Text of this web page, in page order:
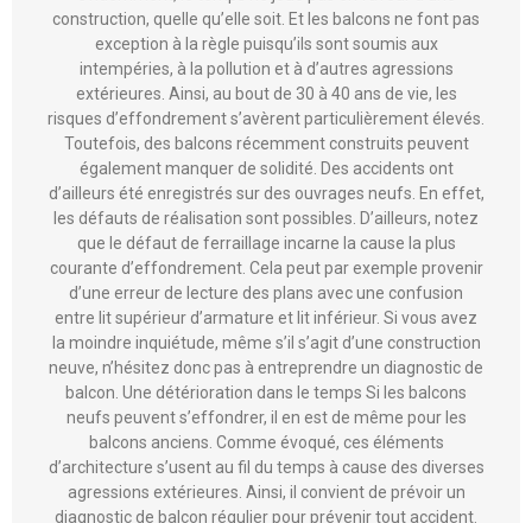
présage pas forcément de la solidité d’un balcon. Bien
évidemment, le temps ne joue pas en faveur d’une
construction, quelle qu’elle soit. Et les balcons ne font pas
exception à la règle puisqu’ils sont soumis aux
intempéries, à la pollution et à d’autres agressions
extérieures. Ainsi, au bout de 30 à 40 ans de vie, les
risques d’effondrement s’avèrent particulièrement élevés.
Toutefois, des balcons récemment construits peuvent
également manquer de solidité. Des accidents ont
d’ailleurs été enregistrés sur des ouvrages neufs. En effet,
les défauts de réalisation sont possibles. D’ailleurs, notez
que le défaut de ferraillage incarne la cause la plus
courante d’effondrement. Cela peut par exemple provenir
d’une erreur de lecture des plans avec une confusion
entre lit supérieur d’armature et lit inférieur. Si vous avez
la moindre inquiétude, même s’il s’agit d’une construction
neuve, n’hésitez donc pas à entreprendre un diagnostic de
balcon. Une détérioration dans le temps Si les balcons
neufs peuvent s’effondrer, il en est de même pour les
balcons anciens. Comme évoqué, ces éléments
d’architecture s’usent au fil du temps à cause des diverses